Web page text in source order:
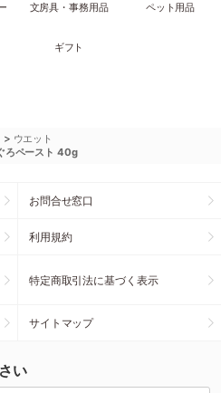
文房具・事務用品 ペット用品
ギフト
> ウエット
ペースト 40g
お問合せ窓口
利用規約
特定商取引法に基づく表示
サイトマップ
い